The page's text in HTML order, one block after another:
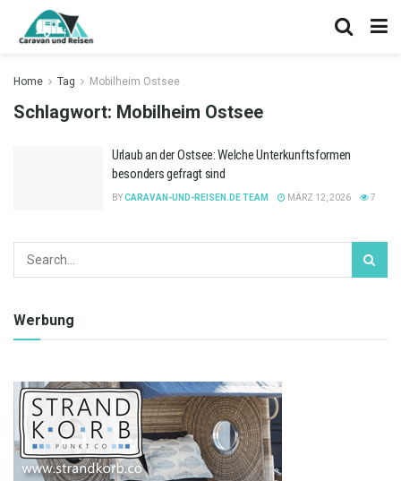
Home Tag Mobilheim Ostsee
Schlagwort: Mobilheim Ostsee
Urlaub an der Ostsee: Welche Unterkunftsformen
besonders gefragt sind
BYCARAVAN-UND-REISEN.DE TEAM MÄRZ 12, 2026 7
Werbung